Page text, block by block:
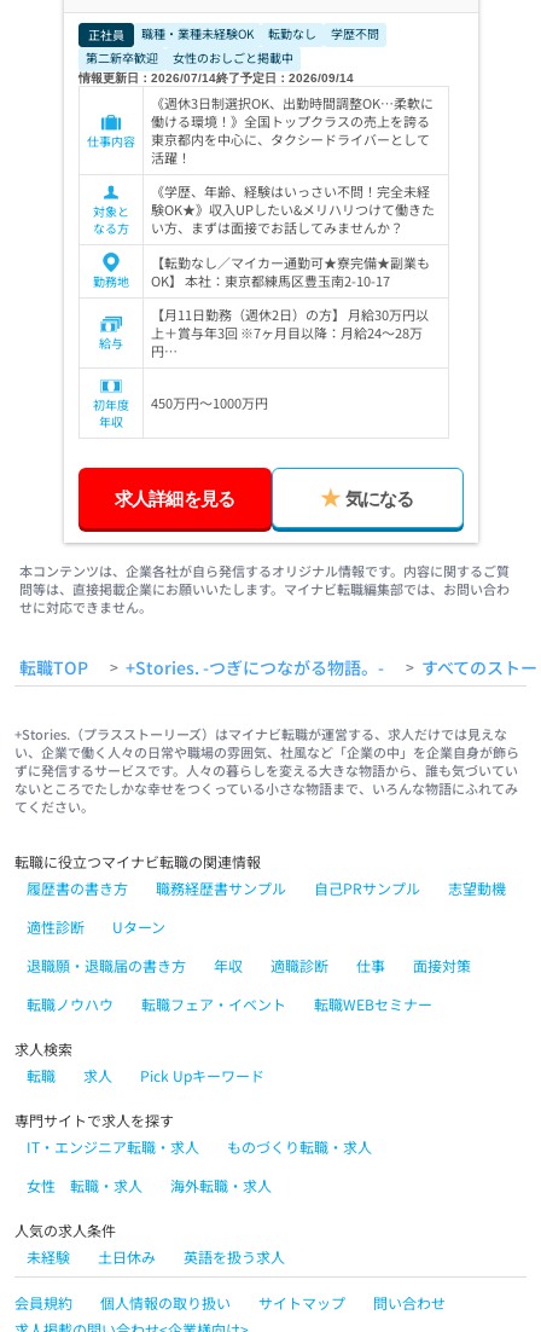
正社員 職種・業種未経験OK 転勤なし
学歴不問
第二新卒歓迎
女性のおしごと掲載中
情報更新日：2026/07/14終了予定日：2026/09/14
仕事内容
《週休3日制選択OK、出勤時間調整OK…柔軟に
働ける環境！》全国トップクラスの売上を誇る
東京都内を中心に、タクシードライバーとして
活躍！
対象と
なる方
《学歴、年齢、経験はいっさい不問！完全未経
験OK★》収入UPしたい&メリハリつけて働きた
い方、まずは面接でお話してみませんか？
勤務地
【転勤なし／マイカー通勤可★寮完備★副業も
OK】 本社：東京都練馬区豊玉南2-10-17
給与
【月11日勤務（週休2日）の方】 月給30万円以
上＋賞与年3回 ※7ヶ月目以降：月給24～28万
円…
初年度
年収
450万円～1000万円
求人詳細を見る 気になる
本コンテンツは、企業各社が自ら発信するオリジナル情報です。内容に関するご質
問等は、直接掲載企業にお願いいたします。マイナビ転職編集部では、お問い合わ
せに対応できません。
転職TOP > +Stories. -つぎにつながる物語。- > すべてのスト
+Stories.（プラスストーリーズ）はマイナビ転職が運営する、求人だけでは見えな
い、企業で働く人々の日常や職場の雰囲気、社風など「企業の中」を企業自身が飾ら
ずに発信するサービスです。人々の暮らしを変える大きな物語から、誰も気づいてい
ないところでたしかな幸せをつくっている小さな物語まで、いろんな物語にふれてみ
てください。
転職に役立つマイナビ転職の関連情報
履歴書の書き方
職務経歴書サンプル 自己PRサンプル
志望動機
適性診断
Uターン
退職願・退職届の書き方
年収 適職診断 仕事
面接対策
転職ノウハウ
転職フェア・イベント 転職WEBセミナー
求人検索
転職
求人 Pick Upキーワード
専門サイトで求人を探す
IT・エンジニア転職・求人
ものづくり転職・求人
女性 転職・求人
海外転職・求人
人気の求人条件
未経験
土日休み 英語を扱う求人
会員規約 個人情報の取り扱い サイトマップ
問い合わせ